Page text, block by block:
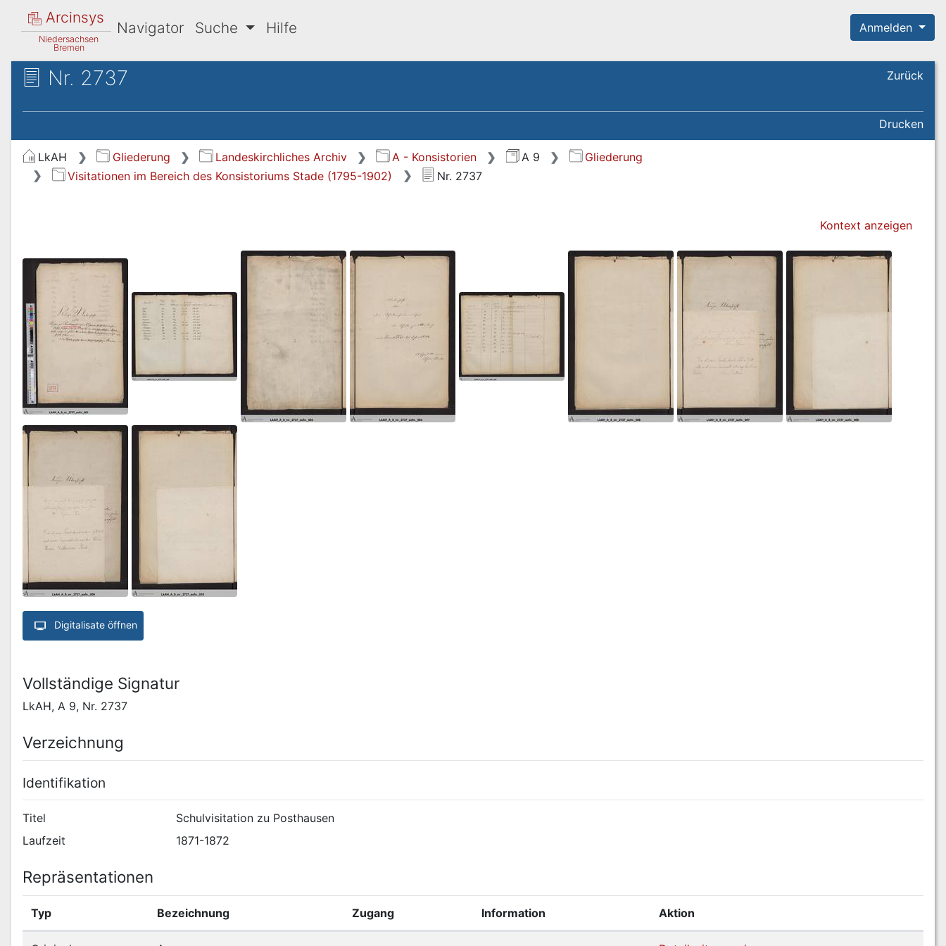
Arcinsys
Niedersachsen
Bremen
Navigator Suche Hilfe Anmelden
Nr. 2737 Zurück
Drucken
LkAH Gliederung Landeskirchliches Archiv A - Konsistorien A 9
Gliederung
Visitationen im Bereich des Konsistoriums Stade (1795-1902)
Nr. 2737
Kontext anzeigen
Digitalisate öffnen
Vollständige Signatur
LkAH, A 9, Nr. 2737
Verzeichnung
Identifikation
Titel
Schulvisitation zu Posthausen
Laufzeit
1871-1872
Repräsentationen
Typ Bezeichnung Zugang Information Aktion